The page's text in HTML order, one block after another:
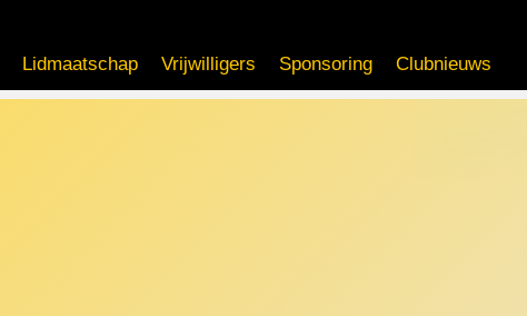
Lidmaatschap Vrijwilligers Sponsoring Clubnieuws